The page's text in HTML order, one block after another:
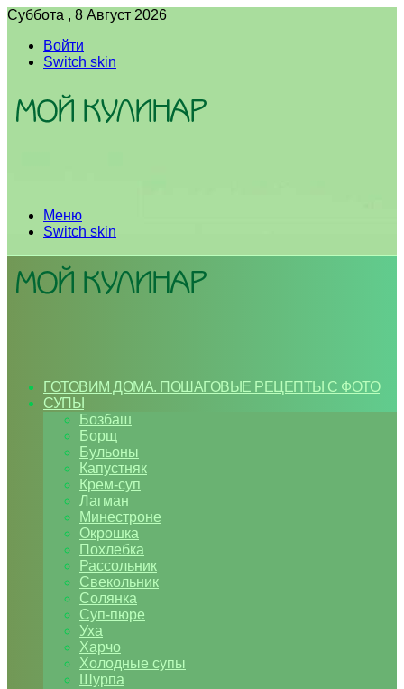
Суббота , 8 Август 2026
Войти
Switch skin
Меню
Switch skin
ГОТОВИМ ДОМА. ПОШАГОВЫЕ РЕЦЕПТЫ С ФОТО
СУПЫ
Бозбаш
Борщ
Бульоны
Капустняк
Крем-суп
Лагман
Минестроне
Окрошка
Похлебка
Рассольник
Свекольник
Солянка
Суп-пюре
Уха
Харчо
Холодные супы
Шурпа